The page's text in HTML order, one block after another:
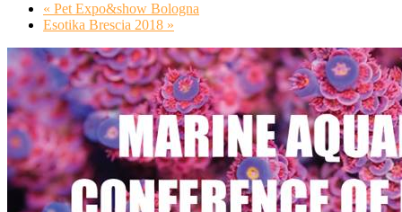
« Pet Expo&show Bologna
Esotika Brescia 2018 »